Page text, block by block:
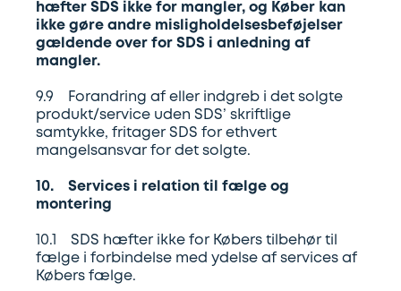
hæfter SDS ikke for mangler, og Køber kan
ikke gøre andre misligholdelsesbeføjelser
gældende over for SDS i anledning af
mangler.
9.9 Forandring af eller indgreb i det solgte
produkt/service uden SDS’ skriftlige
samtykke, fritager SDS for ethvert
mangelsansvar for det solgte.
10. Services i relation til fælge og
montering
10.1 SDS hæfter ikke for Købers tilbehør til
fælge i forbindelse med ydelse af services af
Købers fælge.